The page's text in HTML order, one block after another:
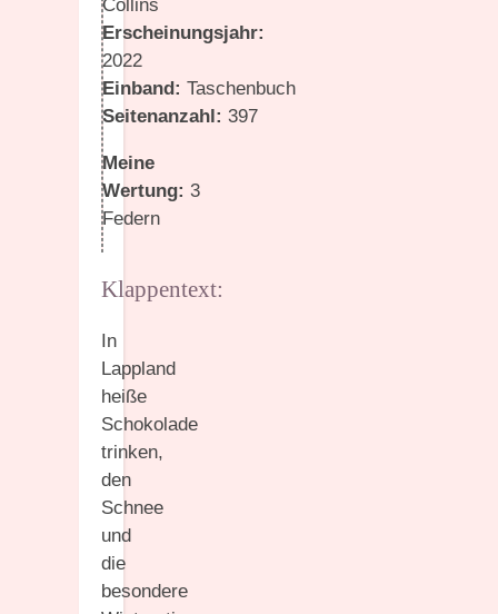
Collins
Erscheinungsjahr:
2022
Einband: Taschenbuch
Seitenanzahl: 397
Meine
Wertung: 3
Federn
Klappentext:
In
Lappland
heiße
Schokolade
trinken,
den
Schnee
und
die
besondere